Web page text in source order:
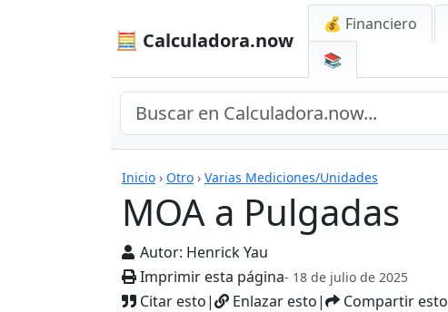
🧮 Calculadora.now
💰 Financiero
📚
Inicio › Otro › Varias Mediciones/Unidades
MOA a Pulgadas
Autor: Henrick Yau
Imprimir esta página- 18 de julio de 2025
Citar esto| Enlazar esto| Compartir esto
Calculadoras